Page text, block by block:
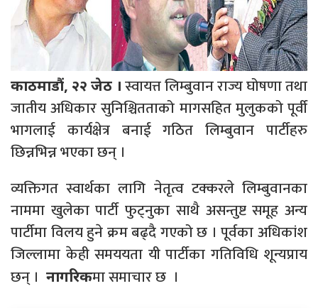
काठमाडौं, २२ जेठ । स्वायत्त लिम्बुवान राज्य घोषणा तथा
जातीय अधिकार सुनिश्चितताको मागसहित मुलुकको पूर्वी
भागलाई कार्यक्षेत्र बनाई गठित लिम्बुवान पार्टीहरु
छिन्नभिन्न भएका छन् ।
व्यक्तिगत स्वार्थका लागि नेतृत्व टक्करले लिम्बुवानका
नाममा खुलेका पार्टी फुट्नुका साथै असन्तुष्ट समूह अन्य
पार्टीमा विलय हुने क्रम बढ्दै गएको छ । पूर्वका अधिकांश
जिल्लामा केही समययता यी पार्टीका गतिविधि शून्यप्राय
छन् । नागरिकमा समाचार छ ।